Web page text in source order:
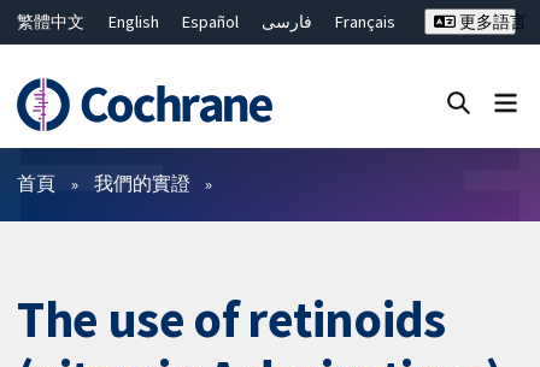
繁體中文 English Español فارسی
Français
ไทย
简体中文
更多語言
篩選條件
首頁 我們的實證
The use of retinoids